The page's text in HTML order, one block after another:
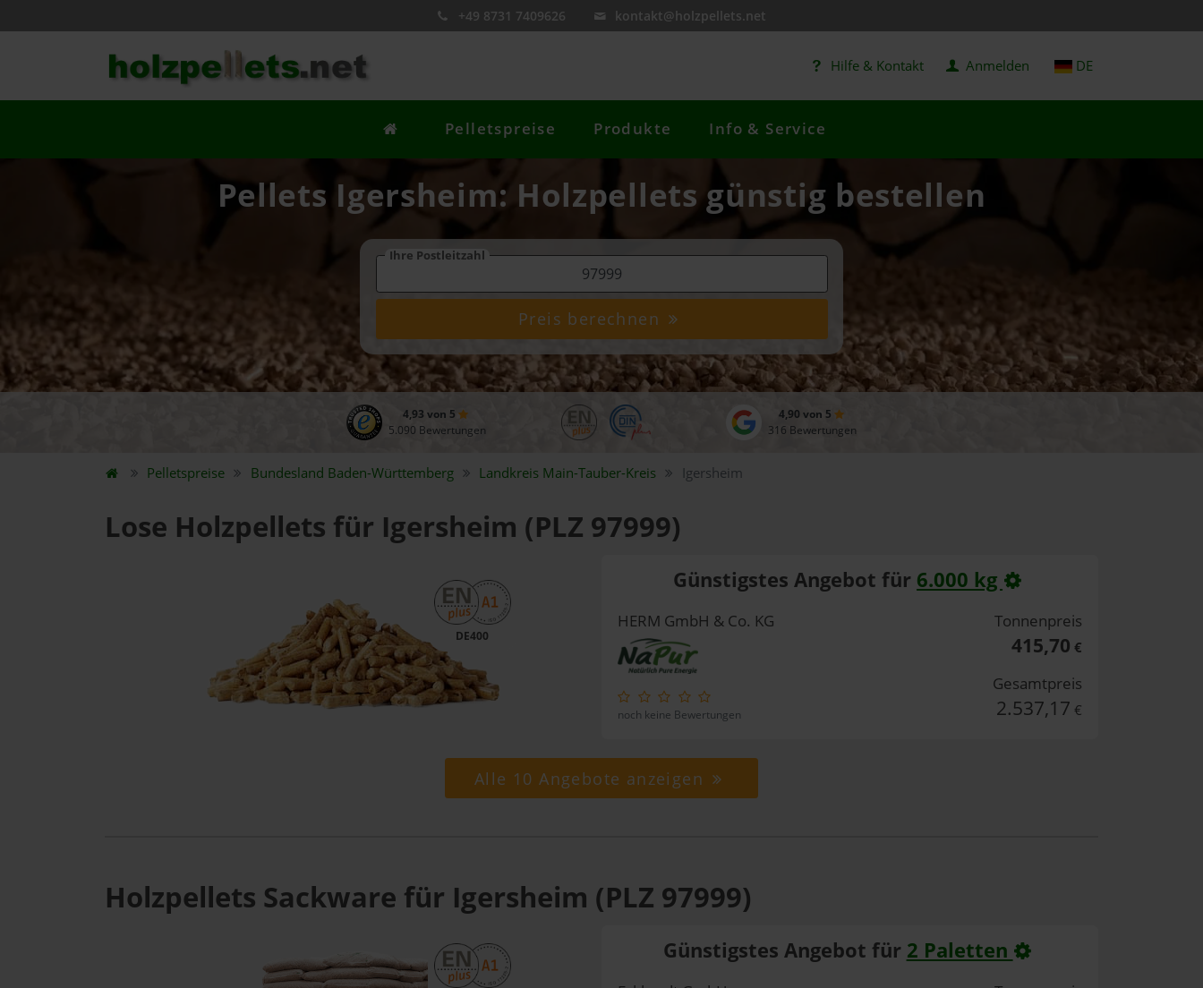
+49 8731 7409626 kontakt@holzpellets.net
Hilfe & Kontakt Anmelden DE
Pelletspreise Produkte Info & Service
Pellets Igersheim: Holzpellets günstig bestellen
Ihre Postleitzahl
Preis berechnen
4,93 von 5
5.090 Bewertungen
4,90 von 5
316 Bewertungen
Pelletspreise Bundesland Baden-Württemberg Landkreis Main-Tauber-Kreis Igersheim
Lose Holzpellets für Igersheim (PLZ 97999)
DE400
Günstigstes Angebot für 6.000 kg
HERM GmbH & Co. KG
noch keine Bewertungen
Tonnenpreis
415,70 €
Gesamtpreis
2.537,17 €
Alle 10 Angebote anzeigen
Holzpellets Sackware für Igersheim (PLZ 97999)
Günstigstes Angebot für 2 Paletten